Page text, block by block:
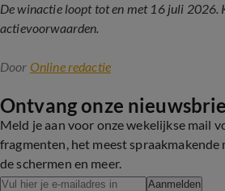
De winactie loopt tot en met 16 juli 2026.
actievoorwaarden.
Door Online redactie
Ontvang onze
Meld je aan voor onze wekelijkse mail
fragmenten, het meest spraakmakende
de schermen en meer.
Aanmelden